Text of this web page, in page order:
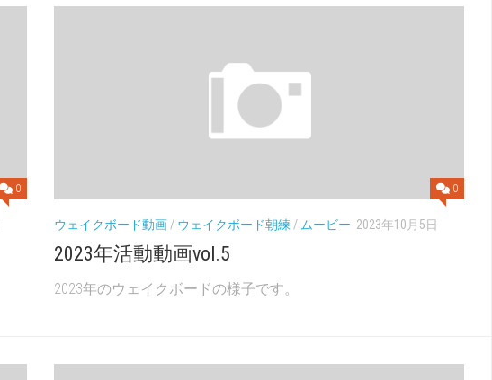
0 0
ウェイクボード動画 / ウェイクボード朝練 / ムービー 2023年10月5日
2023年活動動画vol.5
2023年のウェイクボードの様子です。